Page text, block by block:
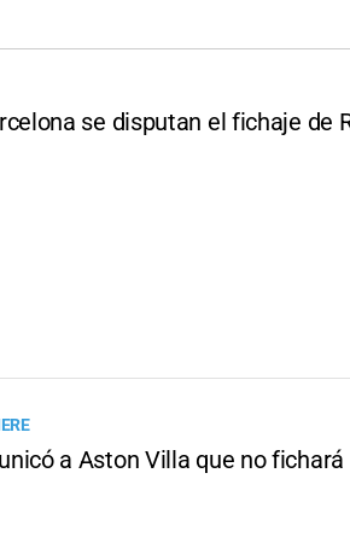
se disputan el fichaje de
a Aston Villa que no